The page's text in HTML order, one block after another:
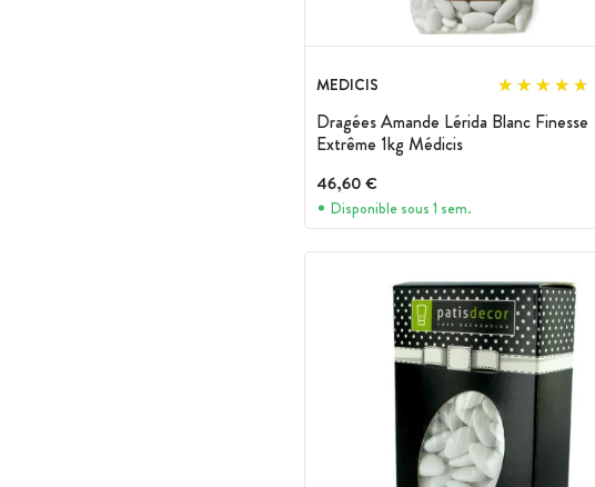
MEDICIS
Dragées Amande Lérida Blanc Finesse
Extrême 1kg Médicis
46,60 €
Disponible sous 1 sem.